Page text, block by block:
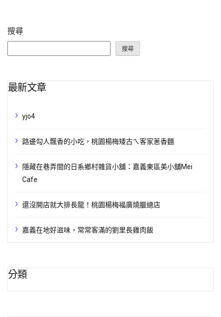
頁
搜尋
搜尋
最新文章
yjo4
路邊勾人飄香的小吃，桃園楊梅矮古ㄟ客家蔥香麵
隱藏在巷弄間的日系鄉村雜貨小舖：嘉義東區美小舖Mei
Cafe
還沒開店就大排長龍！桃園楊梅福廣燒臘總店
嘉義在地好滋味，常常客滿的劉里長雞肉飯
分類